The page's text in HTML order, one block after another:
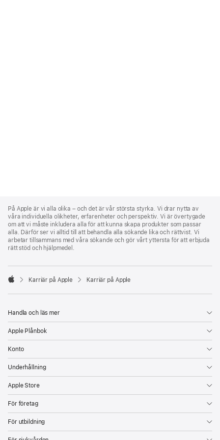
Footer
På Apple är vi alla olika – och det är vår största styrka. Vi drar nytta av
våra individuella olikheter, erfarenheter och perspektiv. Vi är övertygade
om att vi måste inkludera alla för att kunna skapa produkter som passar
alla. Därför ser vi alltid till att behandla alla sökande lika och rättvist. Vi
arbetar tillsammans med våra sökande och gör vårt yttersta för att erbjuda
rätt stöd och hjälpmedel.

Karriär på Apple Karriär på Apple
Handla och läs mer
Apple Plånbok
Konto
Underhållning
Apple Store
För företag
För utbildning